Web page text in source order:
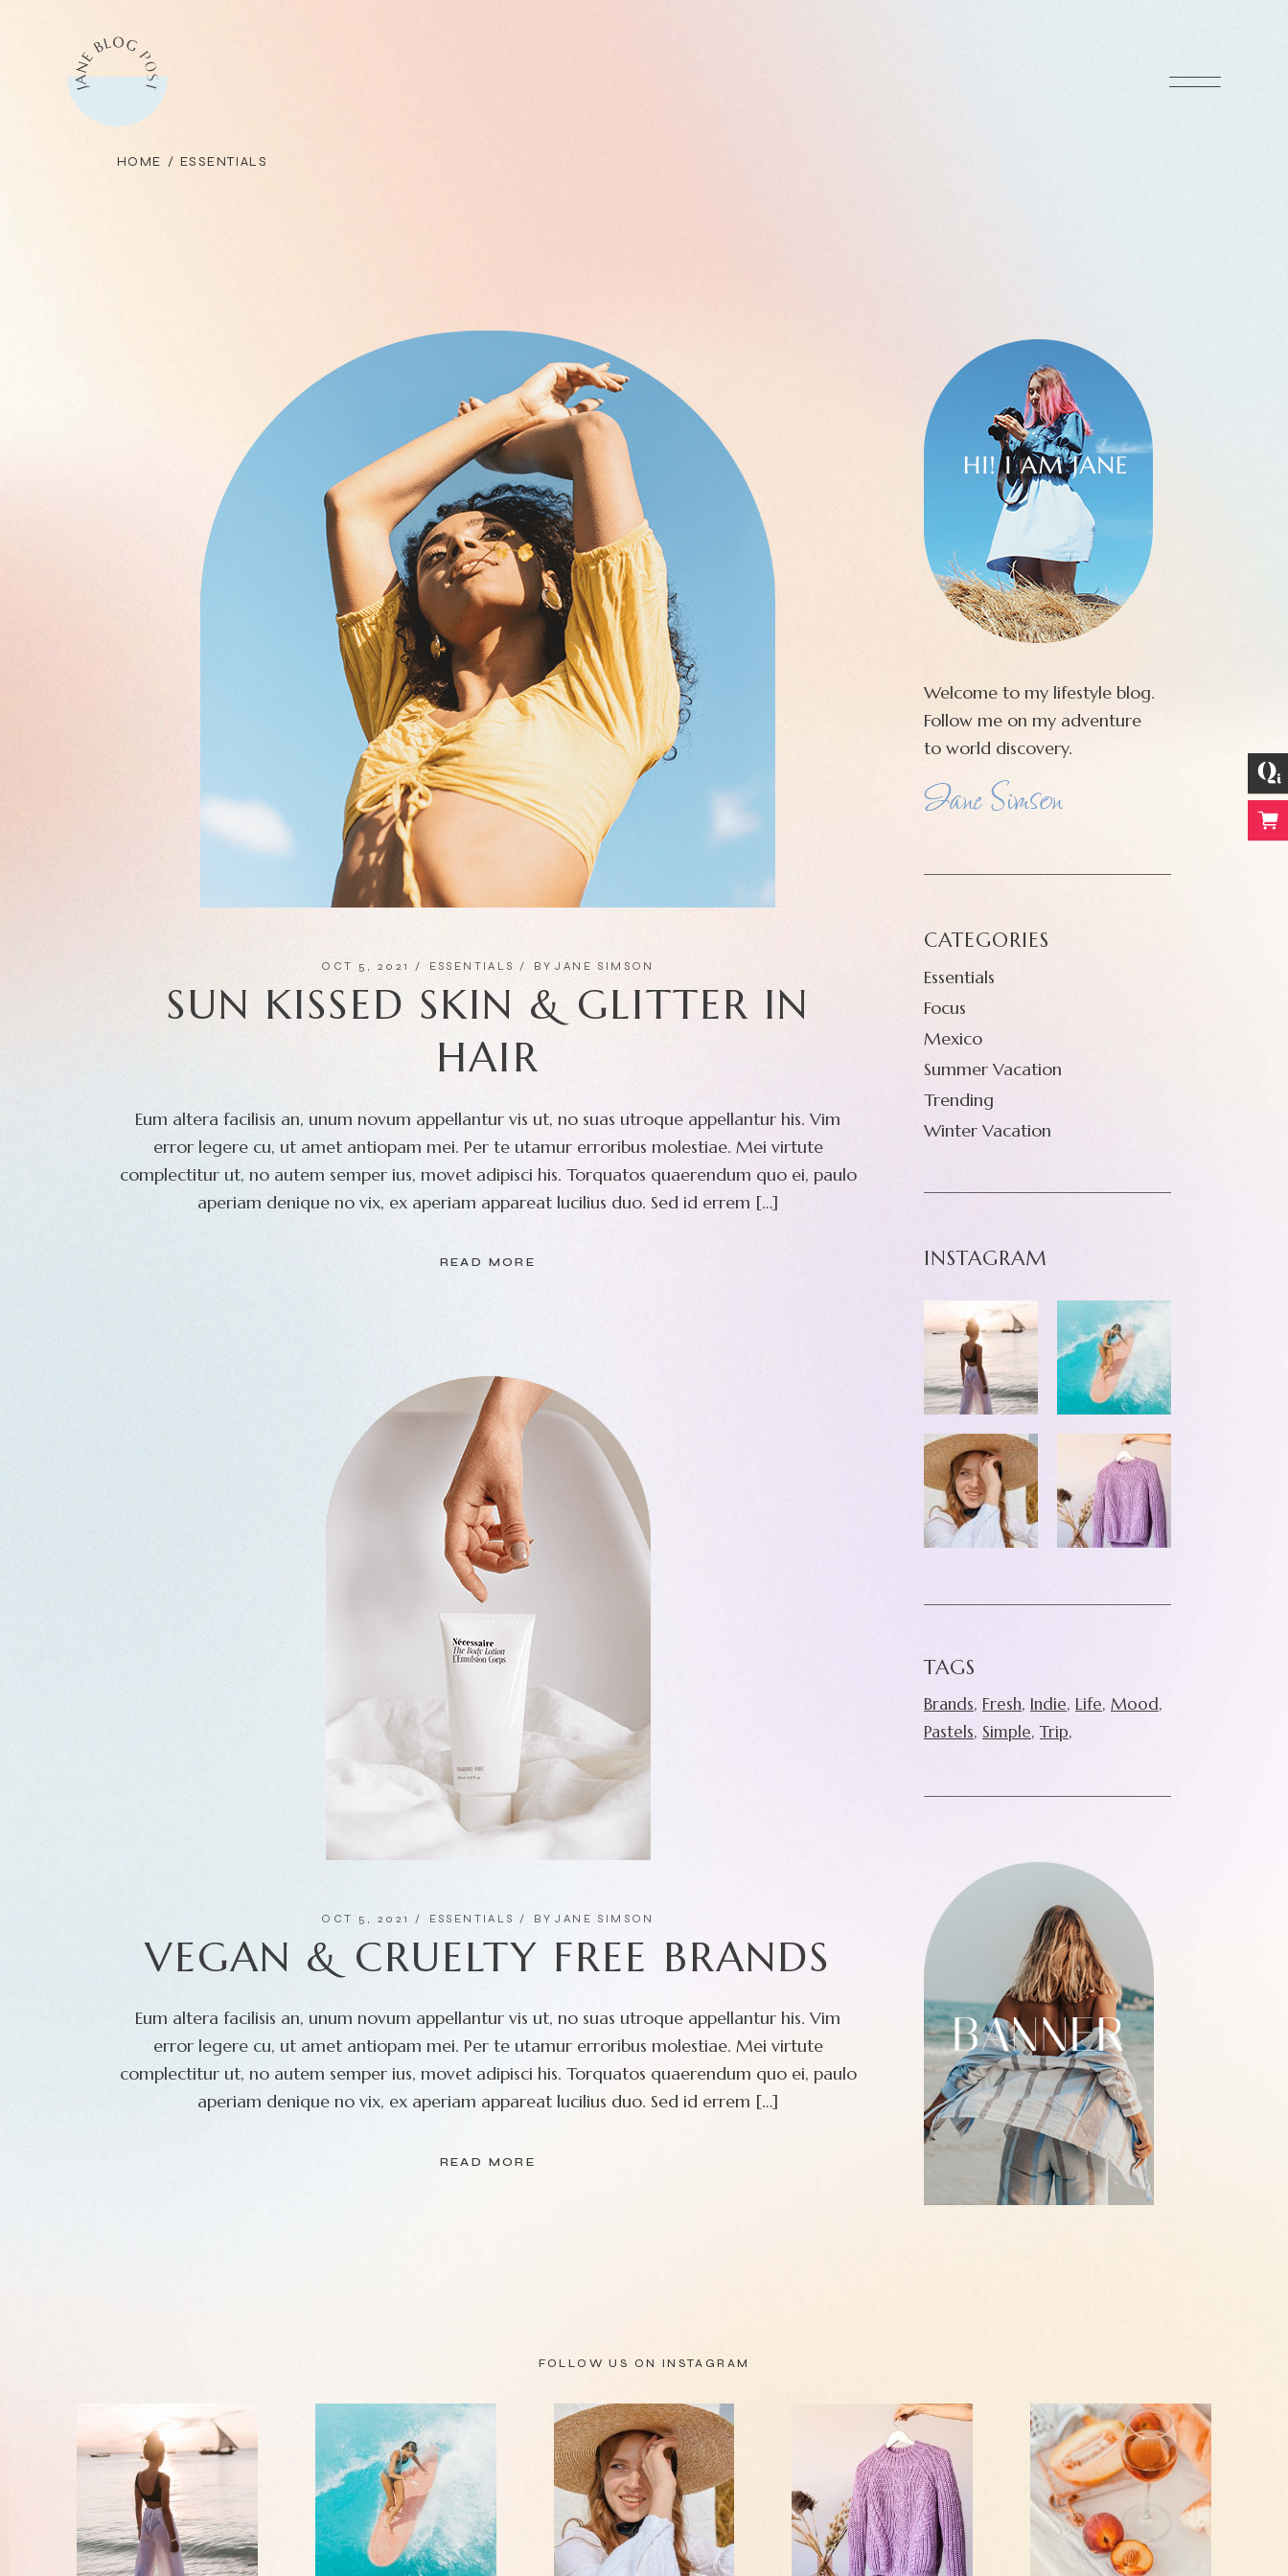
HOME ESSENTIALS
OCT 5, 2021 ESSENTIALS BY JANE SIMSON
SUN KISSED SKIN & GLITTER IN
HAIR
Eum altera facilisis an, unum novum appellantur vis ut, no suas utroque appellantur his. Vim
error legere cu, ut amet antiopam mei. Per te utamur erroribus molestiae. Mei virtute
complectitur ut, no autem semper ius, movet adipisci his. Torquatos quaerendum quo ei, paulo
aperiam denique no vix, ex aperiam appareat lucilius duo. Sed id errem […]
READ MORE
OCT 5, 2021 ESSENTIALS BY JANE SIMSON
VEGAN & CRUELTY FREE BRANDS
Eum altera facilisis an, unum novum appellantur vis ut, no suas utroque appellantur his. Vim
error legere cu, ut amet antiopam mei. Per te utamur erroribus molestiae. Mei virtute
complectitur ut, no autem semper ius, movet adipisci his. Torquatos quaerendum quo ei, paulo
aperiam denique no vix, ex aperiam appareat lucilius duo. Sed id errem […]
READ MORE
Welcome to my lifestyle blog.
Follow me on my adventure
to world discovery.
CATEGORIES
Essentials
Focus
Mexico
Summer Vacation
Trending
Winter Vacation
INSTAGRAM
TAGS
Brands Fresh Indie Life Mood
Pastels Simple Trip
FOLLOW US ON INSTAGRAM